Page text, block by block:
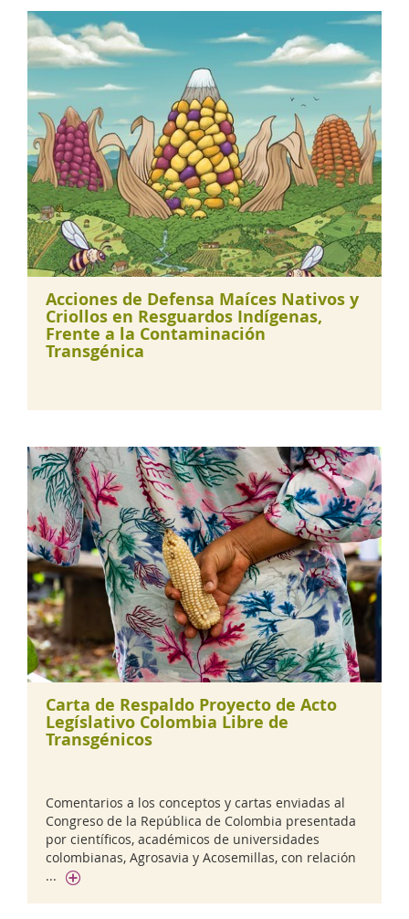
Acciones de Defensa Maíces Nativos y
Criollos en Resguardos Indígenas,
Frente a la Contaminación
Transgénica
Carta de Respaldo Proyecto de Acto
Legíslativo Colombia Libre de
Transgénicos
Comentarios a los conceptos y cartas enviadas al
Congreso de la República de Colombia presentada
por científicos, académicos de universidades
colombianas, Agrosavia y Acosemillas, con relación
...